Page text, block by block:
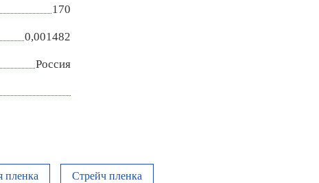
170
0,001482
Россия
пленка Стрейч пленка